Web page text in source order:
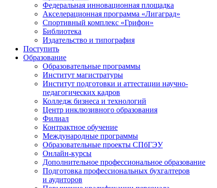
Федеральная инновационная площадка
Акселерационная программа «Лигаград»­­
Спортивный комплекс «Грифон»
Библиотека
Издательство и типография
Поступить
Образование
Образовательные программы
Институт магистратуры
Институт подготовки и аттестации научно-
педагогических кадров
Колледж бизнеса и технологий
Центр инклюзивного образования
Филиал
Контрактное обучение
Международные программы
Образовательные проекты СПбГЭУ
Онлайн-курсы
Дополнительное профессиональное образование
Подготовка профессиональных бухгалтеров
и аудиторов